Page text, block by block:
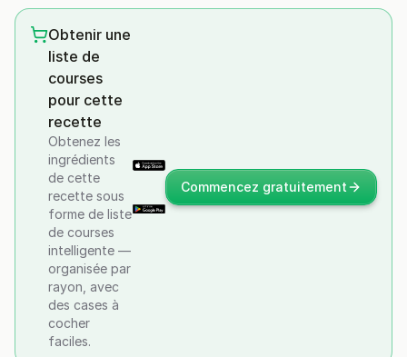
Obtenir une
liste de
courses
pour cette
recette
Obtenez les
ingrédients
de cette
recette sous
forme de liste
de courses
intelligente —
organisée par
rayon, avec
des cases à
cocher
faciles.
Commencez gratuitement